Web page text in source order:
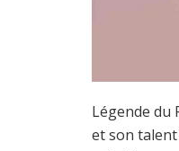
Légende du
et son